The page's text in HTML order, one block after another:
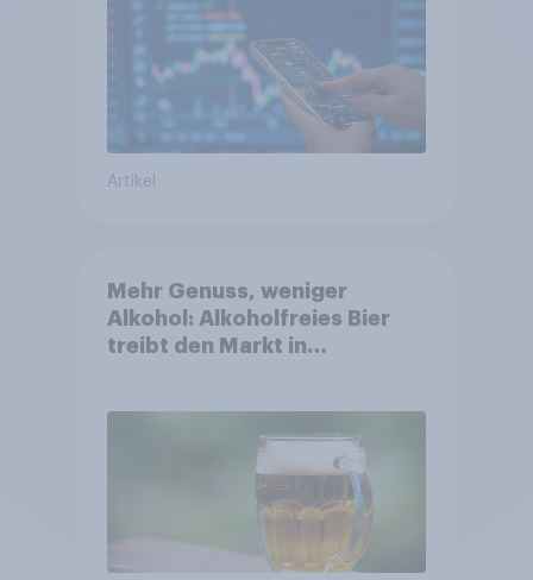
Artikel
Mehr Genuss, weniger
Alkohol: Alkoholfreies Bier
treibt den Markt in